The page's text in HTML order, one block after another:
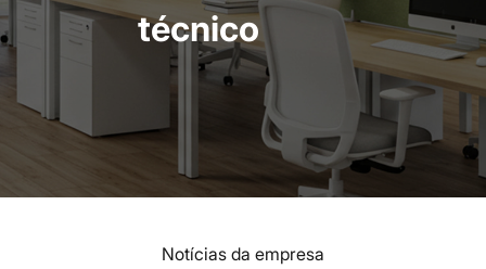
técnico
Notícias da empresa